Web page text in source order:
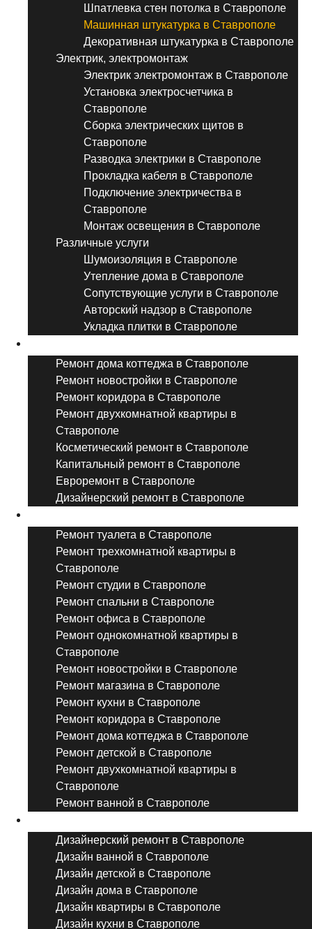
Шпатлевка стен потолка в Ставрополе
Машинная штукатурка в Ставрополе
Декоративная штукатурка в Ставрополе
Электрик, электромонтаж
Электрик электромонтаж в Ставрополе
Установка электросчетчика в
Ставрополе
Сборка электрических щитов в
Ставрополе
Разводка электрики в Ставрополе
Прокладка кабеля в Ставрополе
Подключение электричества в
Ставрополе
Монтаж освещения в Ставрополе
Различные услуги
Шумоизоляция в Ставрополе
Утепление дома в Ставрополе
Сопутствующие услуги в Ставрополе
Авторский надзор в Ставрополе
Укладка плитки в Ставрополе
Ремонт дома коттеджа в Ставрополе
Ремонт новостройки в Ставрополе
Ремонт коридора в Ставрополе
Ремонт двухкомнатной квартиры в
Ставрополе
Косметический ремонт в Ставрополе
Капитальный ремонт в Ставрополе
Евроремонт в Ставрополе
Дизайнерский ремонт в Ставрополе
Ремонт туалета в Ставрополе
Ремонт трехкомнатной квартиры в
Ставрополе
Ремонт студии в Ставрополе
Ремонт спальни в Ставрополе
Ремонт офиса в Ставрополе
Ремонт однокомнатной квартиры в
Ставрополе
Ремонт новостройки в Ставрополе
Ремонт магазина в Ставрополе
Ремонт кухни в Ставрополе
Ремонт коридора в Ставрополе
Ремонт дома коттеджа в Ставрополе
Ремонт детской в Ставрополе
Ремонт двухкомнатной квартиры в
Ставрополе
Ремонт ванной в Ставрополе
Дизайнерский ремонт в Ставрополе
Дизайн ванной в Ставрополе
Дизайн детской в Ставрополе
Дизайн дома в Ставрополе
Дизайн квартиры в Ставрополе
Дизайн кухни в Ставрополе